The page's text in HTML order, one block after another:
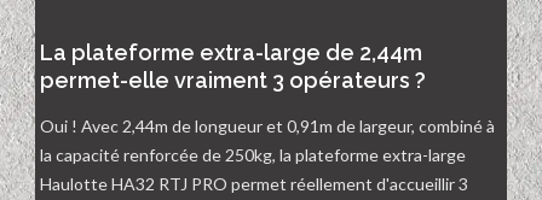
La plateforme extra-large de 2,44m
permet-elle vraiment 3 opérateurs ?
Oui ! Avec 2,44m de longueur et 0,91m de largeur, combiné à
la capacité renforcée de 250kg, la plateforme extra-large
Haulotte HA32 RTJ PRO permet réellement d'accueillir 3